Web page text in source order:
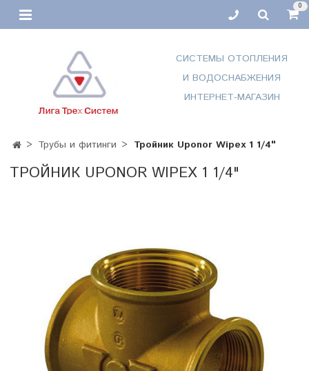
0
СИСТЕМЫ ОТОПЛЕНИЯ
И ВОДОСНАБЖЕНИЯ
ИНТЕРНЕТ-МАГАЗИН
Трубы и фитинги Тройник Uponor Wipex 1 1/4"
ТРОЙНИК UPONOR WIPEX 1 1/4"